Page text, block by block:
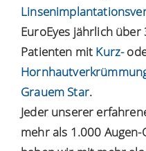
EuroEyes jährlich über
Patienten mit Kurz-
Grauem Star.
Jeder unserer
mehr als 1.000